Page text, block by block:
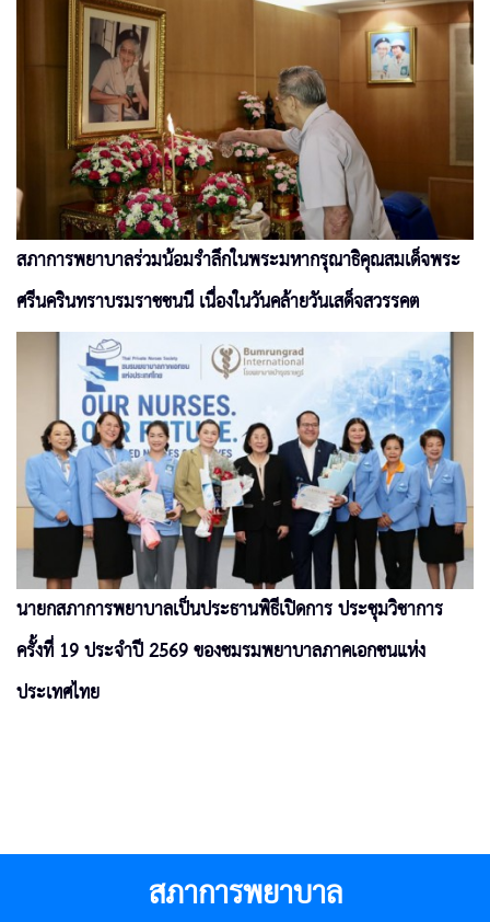
สภาการพยาบาลร่วมน้อมรำลึกในพระมหากรุณาธิคุณสมเด็จพระ
ศรีนครินทราบรมราชชนนี เนื่องในวันคล้ายวันเสด็จสวรรคต
นายกสภาการพยาบาลเป็นประธานพิธีเปิดการ ประชุมวิชาการ
ครั้งที่ 19 ประจำปี 2569 ของชมรมพยาบาลภาคเอกชนแห่ง
ประเทศไทย
สภาการพยาบาล